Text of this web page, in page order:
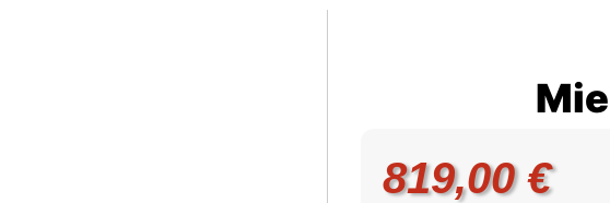
819,00€